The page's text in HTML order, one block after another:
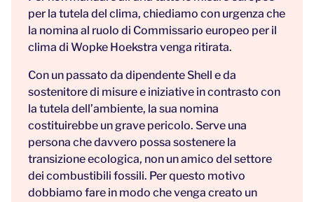
per la tutela del clima, chiediamo con urgenza che
la nomina al ruolo di Commissario europeo per il
clima di Wopke Hoekstra venga ritirata.
Con un passato da dipendente Shell e da
sostenitore di misure e iniziative in contrasto con
la tutela dell’ambiente, la sua nomina
costituirebbe un grave pericolo. Serve una
persona che davvero possa sostenere la
transizione ecologica, non un amico del settore
dei combustibili fossili. Per questo motivo
dobbiamo fare in modo che venga creato un